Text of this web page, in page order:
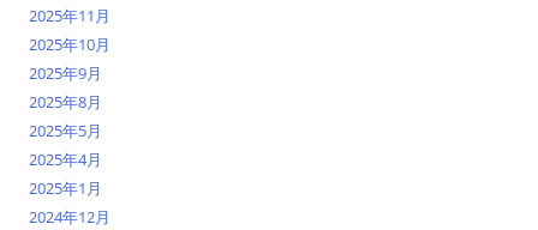
2025年11月
2025年10月
2025年9月
2025年8月
2025年5月
2025年4月
2025年1月
2024年12月